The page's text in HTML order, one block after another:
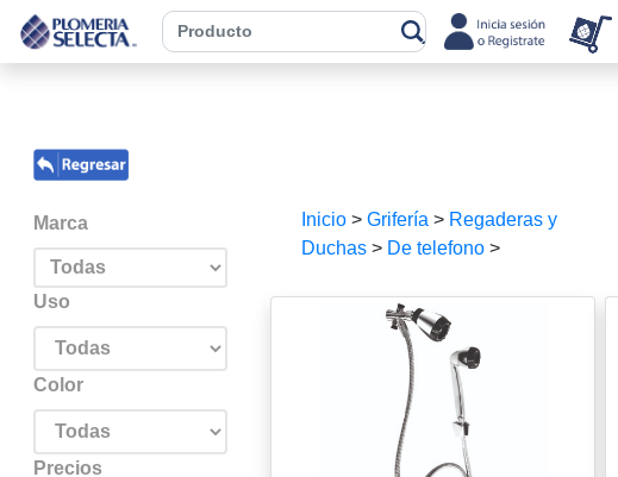
Marca
Uso
Color
Precios
Inicio> Grifería > Regaderas y
Duchas> De telefono>